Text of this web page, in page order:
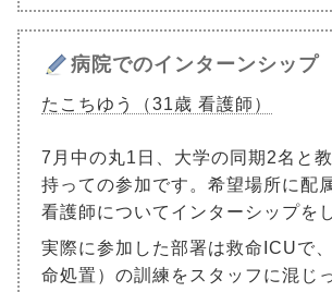
病院でのインターンシップ
たこちゆう（31歳 看護師）
7月中の丸1日、大学の同期2名と
持っての参加です。希望場所に配
看護師についてインターシップを
実際に参加した部署は救命ICUで
命処置）の訓練をスタッフに混じ